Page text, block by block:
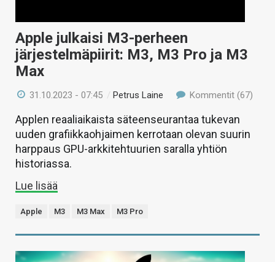
Apple julkaisi M3-perheen
järjestelmäpiirit: M3, M3 Pro ja M3
Max
31.10.2023 - 07:45 / Petrus Laine Kommentit (67)
Applen reaaliaikaista säteenseurantaa tukevan
uuden grafiikkaohjaimen kerrotaan olevan suurin
harppaus GPU-arkkitehtuurien saralla yhtiön
historiassa.
Lue lisää
Apple M3 M3 Max M3 Pro